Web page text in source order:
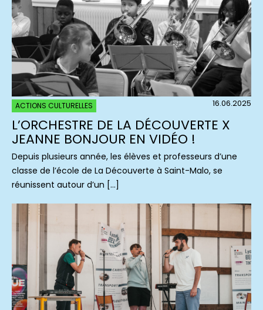
ACTIONS CULTURELLES 16.06.2025
L’ORCHESTRE DE LA DÉCOUVERTE X
JEANNE BONJOUR EN VIDÉO !
Depuis plusieurs année, les élèves et professeurs d’une
classe de l’école de La Découverte à Saint-Malo, se
réunissent autour d’un […]